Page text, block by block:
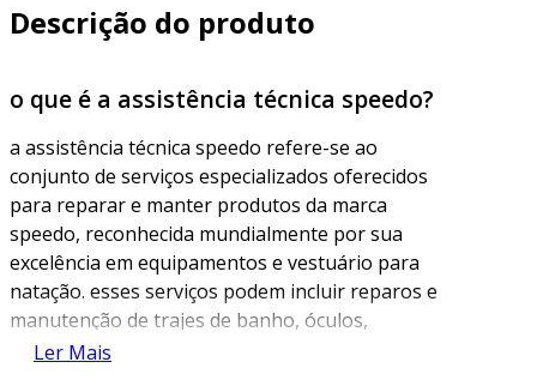
Descrição do produto
o que é a assistência técnica speedo?
a assistência técnica speedo refere-se ao
conjunto de serviços especializados oferecidos
para reparar e manter produtos da marca
speedo, reconhecida mundialmente por sua
excelência em equipamentos e vestuário para
natação. esses serviços podem incluir reparos e
manutenção de trajes de banho, óculos,
nadadeiras e outros acessórios destinados a
Ler Mais